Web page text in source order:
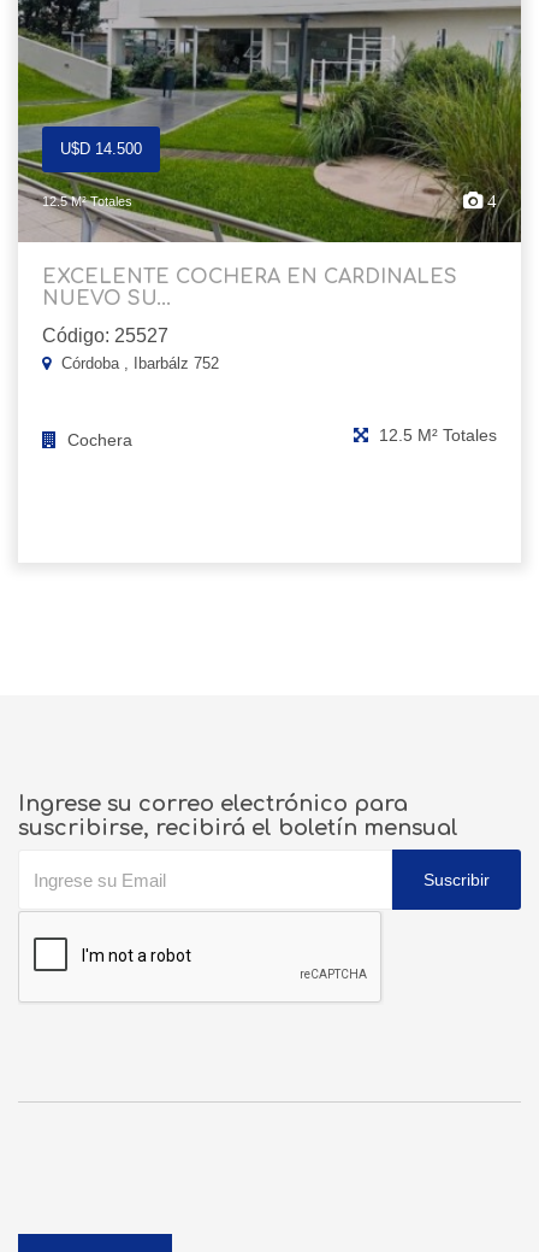
U$D 14.500
12.5 M² Totales 4
EXCELENTE COCHERA EN CARDINALES
NUEVO SU...
Código: 25527
Córdoba , Ibarbálz 752
Cochera 12.5 M² Totales
Ingrese su correo electrónico para
suscribirse, recibirá el boletín mensual
Suscribir